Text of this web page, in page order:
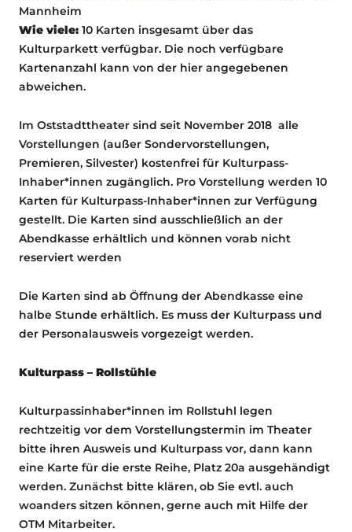
Mannheim
Wie viele: 10 Karten insgesamt über das
Kulturparkett verfügbar. Die noch verfügbare
Kartenanzahl kann von der hier angegebenen
abweichen.
Im Oststadttheater sind seit November 2018 alle
Vorstellungen (außer Sondervorstellungen,
Premieren, Silvester) kostenfrei für Kulturpass-
Inhaber*innen zugänglich. Pro Vorstellung werden 10
Karten für Kulturpass-Inhaber*innen zur Verfügung
gestellt. Die Karten sind ausschließlich an der
Abendkasse erhältlich und können vorab nicht
reserviert werden
Die Karten sind ab Öffnung der Abendkasse eine
halbe Stunde erhältlich. Es muss der Kulturpass und
der Personalausweis vorgezeigt werden.
Kulturpass – Rollstühle
Kulturpassinhaber*innen im Rollstuhl legen
rechtzeitig vor dem Vorstellungstermin im Theater
bitte ihren Ausweis und Kulturpass vor, dann kann
eine Karte für die erste Reihe, Platz 20a ausgehändigt
werden. Zunächst bitte klären, ob Sie evtl. auch
woanders sitzen können, gerne auch mit Hilfe der
OTM Mitarbeiter.